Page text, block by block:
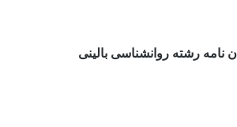
نامه رشته روانشناسی بالینی